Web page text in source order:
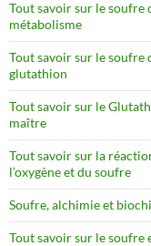
Tout savoir sur le soufre
métabolisme
Tout savoir sur le soufre
glutathion
Tout savoir sur le
maître
Tout savoir sur la
l’oxygène et du soufre
Soufre, alchimie et
Tout savoir sur le soufre